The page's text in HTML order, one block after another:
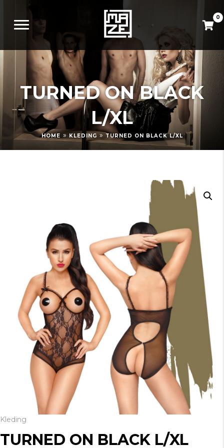
0
TURNED ON BLACK
L/XL
HOME » KLEDING » TURNED ON BLACK L/XL
Kleding
TURNED ON BLACK L/XL